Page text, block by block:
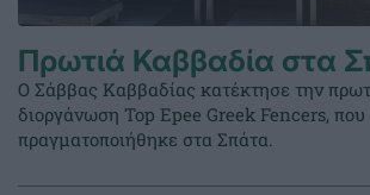
Πρωτιά Καββαδία στα
Ο Σάββας Καββαδίας κατέκτησε την
διοργάνωση Top Epee Greek Fencers, που
πραγματοποιήθηκε στα Σπάτα.